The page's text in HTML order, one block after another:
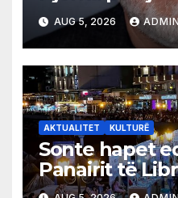
AUG 5, 2026
AKTUALITET KULTURË
Sonte hapet
Panairit të